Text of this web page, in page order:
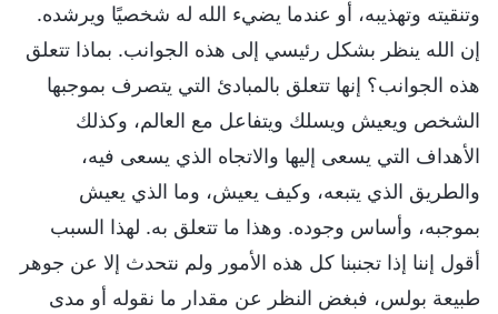
وتنقيته وتهذيبه، أو عندما يضيء الله له شخصيًا ويرشده.
إن الله ينظر بشكل رئيسي إلى هذه الجوانب. بماذا تتعلق
هذه الجوانب؟ إنها تتعلق بالمبادئ التي يتصرف بموجبها
الشخص ويعيش ويسلك ويتفاعل مع العالم، وكذلك
الأهداف التي يسعى إليها والاتجاه الذي يسعى فيه،
والطريق الذي يتبعه، وكيف يعيش، وما الذي يعيش
بموجبه، وأساس وجوده. وهذا ما تتعلق به. لهذا السبب
أقول إننا إذا تجنبنا كل هذه الأمور ولم نتحدث إلا عن جوهر
طبيعة بولس، فبغض النظر عن مقدار ما نقوله أو مدى